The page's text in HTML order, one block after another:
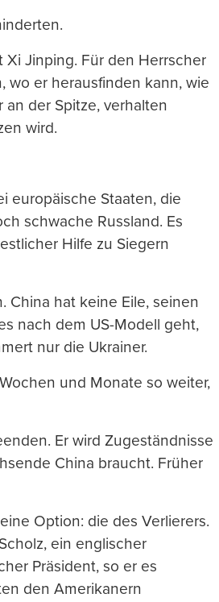
Xi Jinping. Für den Herrscher
wo er herausfinden kann, wie
der Spitze, verhalten
wird.
europäische Staaten, die
schwache Russland. Es
Hilfe zu Siegern
China hat keine Eile, seinen
nach dem US-Modell geht,
nur die Ukrainer.
und Monate so weiter,
Er wird Zugeständnisse
China braucht. Früher
Option: die des Verlierers.
ein englischer
Präsident, so er es
den Amerikanern